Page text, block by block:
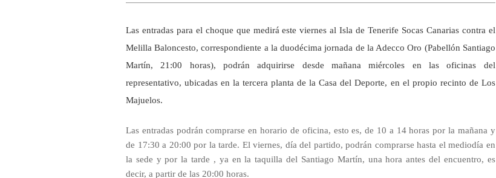
Las entradas para el choque que medirá este viernes al Isla de Tenerife Socas Canarias contra el
Melilla Baloncesto, correspondiente a la duodécima jornada de la Adecco Oro (Pabellón Santiago
Martín, 21:00 horas), podrán adquirirse desde mañana miércoles en las oficinas del
representativo, ubicadas en la tercera planta de la Casa del Deporte, en el propio recinto de Los
Majuelos.
Las entradas podrán comprarse en horario de oficina, esto es, de 10 a 14 horas por la mañana y
de 17:30 a 20:00 por la tarde. El viernes, día del partido, podrán comprarse hasta el mediodía en
la sede y por la tarde , ya en la taquilla del Santiago Martín, una hora antes del encuentro, es
decir, a partir de las 20:00 horas.